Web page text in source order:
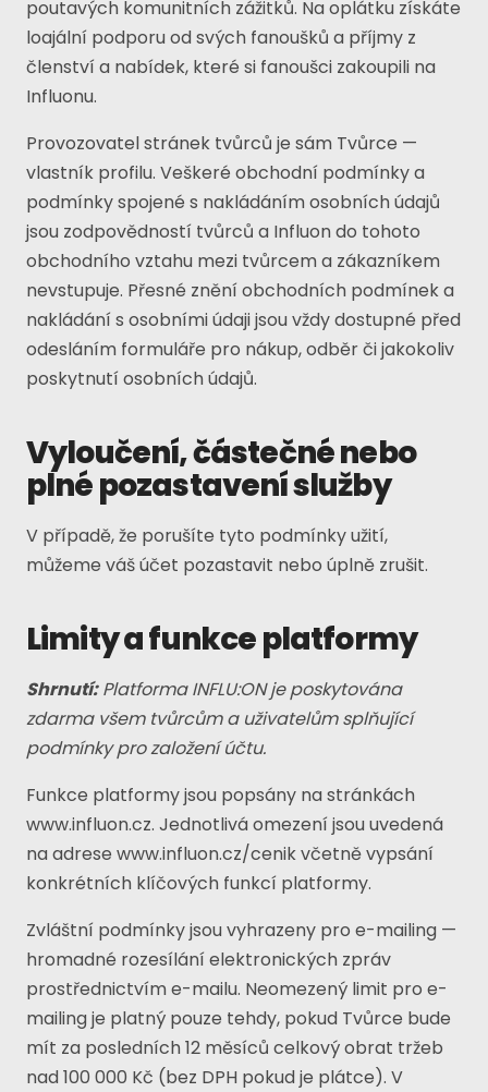
poutavých komunitních zážitků. Na oplátku získáte
loajální podporu od svých fanoušků a příjmy z
členství a nabídek, které si fanoušci zakoupili na
Influonu.
Provozovatel stránek tvůrců je sám Tvůrce —
vlastník profilu. Veškeré obchodní podmínky a
podmínky spojené s nakládáním osobních údajů
jsou zodpovědností tvůrců a Influon do tohoto
obchodního vztahu mezi tvůrcem a zákazníkem
nevstupuje. Přesné znění obchodních podmínek a
nakládání s osobními údaji jsou vždy dostupné před
odesláním formuláře pro nákup, odběr či jakokoliv
poskytnutí osobních údajů.
Vyloučení, částečné nebo
plné pozastavení služby
V případě, že porušíte tyto podmínky užití,
můžeme váš účet pozastavit nebo úplně zrušit.
Limity a funkce platformy
Shrnutí:Platforma INFLU:ON je poskytována
zdarma všem tvůrcům a uživatelům splňující
podmínky pro založení účtu.
Funkce platformy jsou popsány na stránkách
www.influon.cz. Jednotlivá omezení jsou uvedená
na adrese www.influon.cz/cenikvčetně vypsání
konkrétních klíčových funkcí platformy.
Zvláštní podmínky jsou vyhrazeny pro e-mailing —
hromadné rozesílání elektronických zpráv
prostřednictvím e-mailu. Neomezený limit pro e-
mailing je platný pouze tehdy, pokud Tvůrce bude
mít za posledních 12 měsíců celkový obrat tržeb
nad 100 000 Kč (bez DPH pokud je plátce). V